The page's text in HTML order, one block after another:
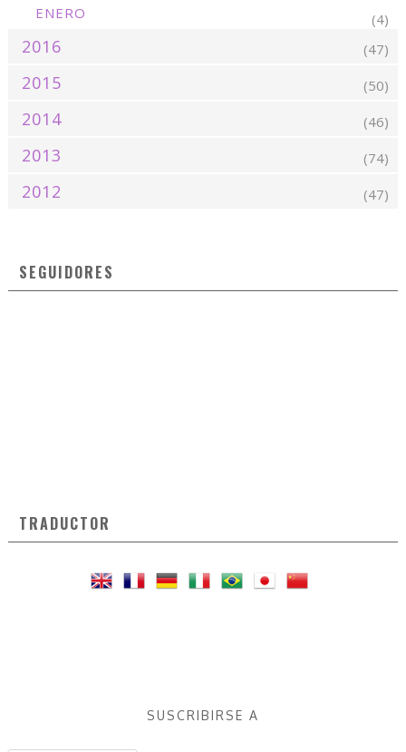
ENERO
(4)
2016 (47)
2015 (50)
2014 (46)
2013 (74)
2012 (47)
SEGUIDORES
TRADUCTOR
SUSCRIBIRSE A